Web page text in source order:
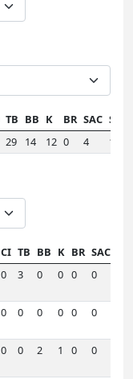
TB BB K BR SAC SF
29 14 12 0 4 1
CI TB BB K BR SAC
0 3 0 0 0 0
0 0 0 0 0 0
0 0 2 1 0 0